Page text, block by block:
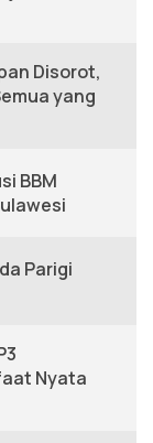
Disorot,
yang
BBM
Parigi
Nyata